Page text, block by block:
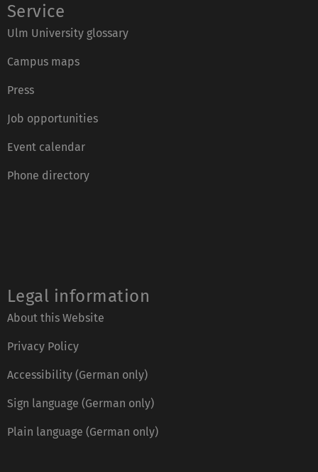
Service
Ulm University glossary
Campus maps
Press
Job opportunities
Event calendar
Phone directory
Legal information
About this Website
Privacy Policy
Accessibility (German only)
Sign language (German only)
Plain language (German only)